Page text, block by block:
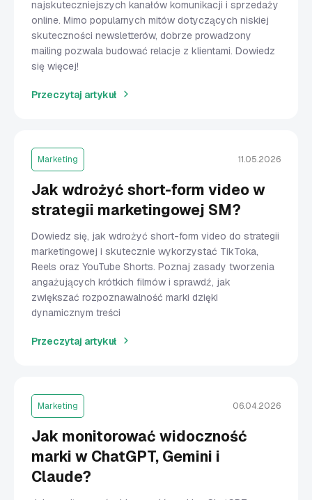
najskuteczniejszych kanałów komunikacji i sprzedaży
online. Mimo popularnych mitów dotyczących niskiej
skuteczności newsletterów, dobrze prowadzony
mailing pozwala budować relacje z klientami. Dowiedz
się więcej!
Przeczytaj artykuł
Marketing 11.05.2026
Jak wdrożyć short-form video w
strategii marketingowej SM?
Dowiedz się, jak wdrożyć short-form video do strategii
marketingowej i skutecznie wykorzystać TikToka,
Reels oraz YouTube Shorts. Poznaj zasady tworzenia
angażujących krótkich filmów i sprawdź, jak
zwiększać rozpoznawalność marki dzięki
dynamicznym treści
Przeczytaj artykuł
Marketing 06.04.2026
Jak monitorować widoczność
marki w ChatGPT, Gemini i
Claude?